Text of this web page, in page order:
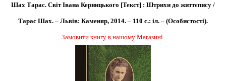
Шах Тарас. Світ Івана Керницького [Текст] : Штрихи до життєпису /
Тарас Шах. – Львів: Каменяр, 2014. – 110 с.: іл. – (Особистості).
Замовити книгу в нашому Магазині